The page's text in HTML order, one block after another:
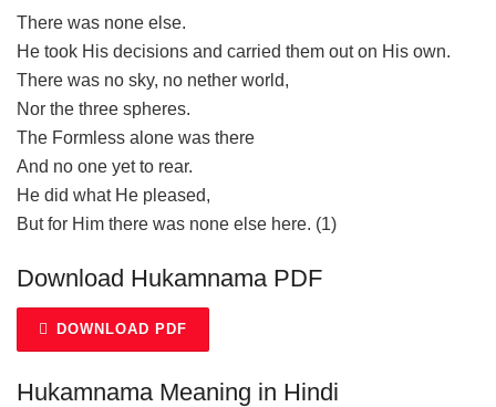
There was none else.
He took His decisions and carried them out on His own.
There was no sky, no nether world,
Nor the three spheres.
The Formless alone was there
And no one yet to rear.
He did what He pleased,
But for Him there was none else here. (1)
Download Hukamnama PDF
DOWNLOAD PDF
Hukamnama Meaning in Hindi